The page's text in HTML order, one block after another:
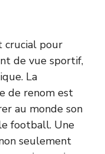
crucial pour
de vue sportif,
La
de renom est
au monde son
football. Une
seulement